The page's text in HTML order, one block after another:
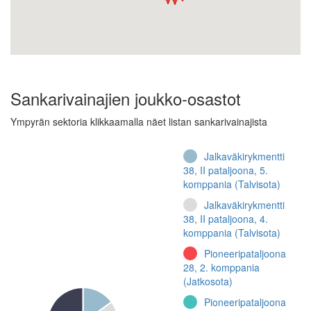
Sankarivainajien joukko-osastot
Ympyrän sektoria klikkaamalla näet listan sankarivainajista
Jalkaväkirykmentti
38, II pataljoona, 5.
komppania (Talvisota)
Jalkaväkirykmentti
38, II pataljoona, 4.
komppania (Talvisota)
Pioneeripataljoona
28, 2. komppania
(Jatkosota)
Pioneeripataljoona